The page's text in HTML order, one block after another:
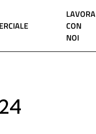
LAVORA
CON
NOI